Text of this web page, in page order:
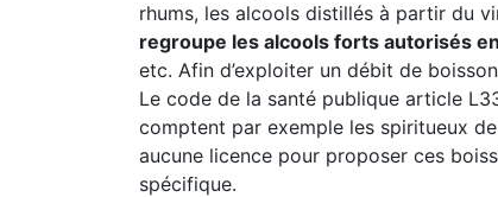
rhums, les alcools distillés à partir du
regroupe les alcools forts autorisés
etc. Afin d’exploiter un débit de
Le code de la santé publique article
comptent par exemple les spiritueux
aucune licence pour proposer ces
spécifique.